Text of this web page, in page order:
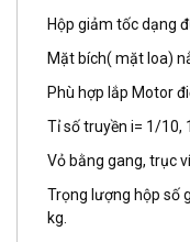
Hộp giảm tốc dạng
Mặt bích( mặt loa)
Phù hợp lắp Motor
Tỉ số truyền i= 1/
Vỏ bằng gang, trục
Trọng lượng hộp số
kg.